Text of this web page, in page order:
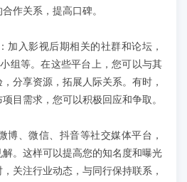
作关系，提高口碑。
加入影视后期相关的社群和论坛，
组等。在这些平台上，您可以与其
分享资源，拓展人际关系。有时，
目需求，您可以积极回应和争取。
博、微信、抖音等社交媒体平台，
。这样可以提高您的知名度和曝光
关注行业动态，与同行保持联系，